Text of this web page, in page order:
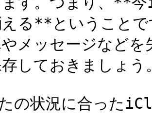
る**ということ
メッセージなど
しておきましょう
の状況に合った